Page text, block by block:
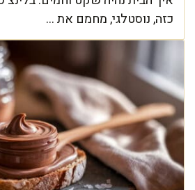
כזה, נוסטלגי, מחמם את ...